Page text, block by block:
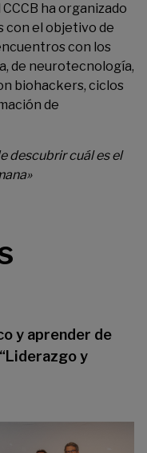
ha organizado
con el objetivo de
con los
de neurotecnología,
biohackers, ciclos
de
descubrir cuál es el
y aprender de
y